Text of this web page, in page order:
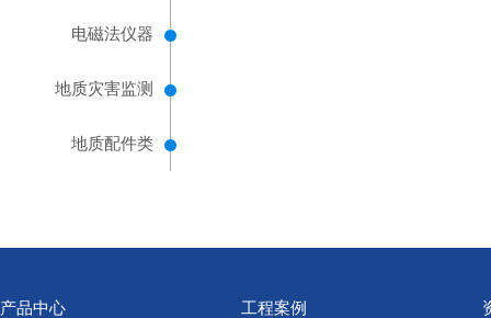
电磁法仪器
地质灾害监测
地质配件类
产品中心 工程案例